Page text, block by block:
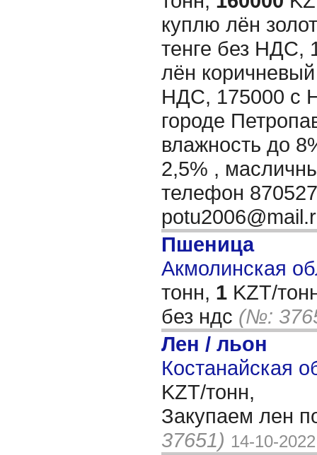
куплю лён
тенге без НДС,
лён
НДС, 175000 с
городе
влажность до
2,5% ,
телефон
Пшеница
Акмолинская
тонн, 1 KZT/
без ндс (№:
Лен / льон
Костанайская
KZT/тонн,
Закупаем лен
37651) 14-10-2022